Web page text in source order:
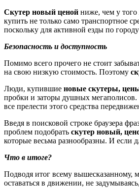
Скутер новый ценой ниже, чем у
купить не только само транспортное
поскольку для активной езды по
Безопасность и доступность
Помимо всего прочего не стоит
на свою низкую стоимость. Поэтому
Люди, купившие новые скутеры,
пробки и заторы душных мегаполисов.
все прелести этого средства
Введя в поисковой строке браузера
проблем подобрать скутер новый,
которые весьма разнообразны. И если
Что в итоге?
Подводя итог всему вышесказанному,
оставаться в движении, не задумываясь,